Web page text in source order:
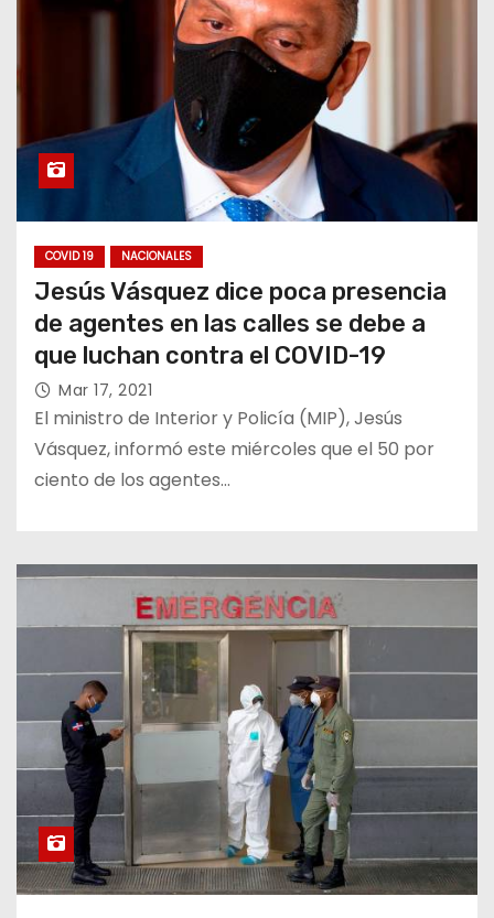
COVID 19 NACIONALES
Jesús Vásquez dice poca presencia
de agentes en las calles se debe a
que luchan contra el COVID-19
Mar 17, 2021
El ministro de Interior y Policía (MIP), Jesús
Vásquez, informó este miércoles que el 50 por
ciento de los agentes…